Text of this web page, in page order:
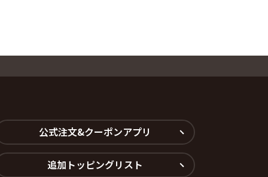
公式注文&クーポンアプリ
追加トッピングリスト